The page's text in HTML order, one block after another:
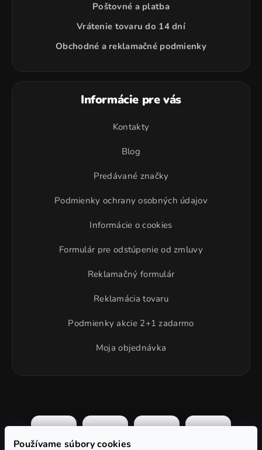
Používame súbory cookies
Poštovné a platba
Vrátenie tovaru do 14 dní
Obchodné a reklamačné podmienky
Informácie pre vás
Kontakty
Blog
Predávané značky
Podmienky ochrany osobných údajov
Informácie o cookies
Formulár pre odstúpenie od zmluvy
Reklamačný formulár
Reklamácia tovaru
Podmienky akcie 2+1 zadarmo
Moja objednávka